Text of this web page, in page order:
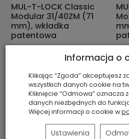
MUL-T-LOCK Classic
Modular 31/40ZM (71
mm), wkładka
patentowa
oczekujemy na dostawę
627,30 zł
Informacja o
Klikając “Zgoda” akceptujesz
wszystkich danych cookie na
Kliknięcie “Odmowa” oznacza
danych niezbędnych do
Więcej informacji o cookie w
Ustawienia